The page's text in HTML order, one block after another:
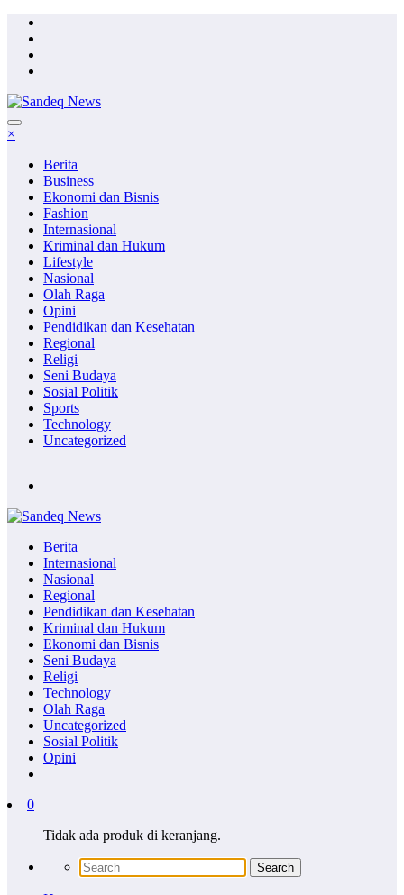
Skip
content
×
Berita
Business
Ekonomi dan Bisnis
Fashion
Internasional
Kriminal dan Hukum
Lifestyle
Nasional
Olah Raga
Opini
Pendidikan dan Kesehatan
Regional
Religi
Seni Budaya
Sosial Politik
Sports
Technology
Uncategorized
Berita
Internasional
Nasional
Regional
Pendidikan dan Kesehatan
Kriminal dan Hukum
Ekonomi dan Bisnis
Seni Budaya
Religi
Technology
Olah Raga
Uncategorized
Sosial Politik
Opini
0
Tidak ada produk di keranjang.